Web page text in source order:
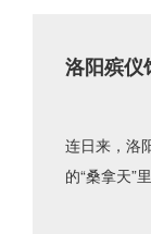
洛阳殡仪
连日来，洛
的“桑拿天”